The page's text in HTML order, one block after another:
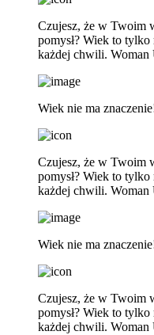
Czujesz, że w Twoim
pomysł? Wiek to
każdej chwili. Woman
Wiek nie ma
Czujesz, że w Twoim
pomysł? Wiek to
każdej chwili. Woman
Wiek nie ma
Czujesz, że w Twoim
pomysł? Wiek to
każdej chwili. Woman